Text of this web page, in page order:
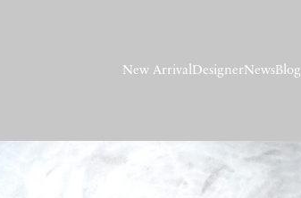
New Arrival DesignerNewsBlog